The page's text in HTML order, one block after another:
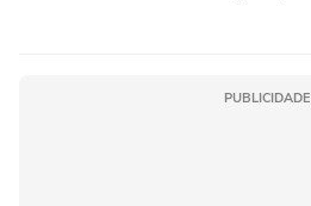
PUBLICIDADE